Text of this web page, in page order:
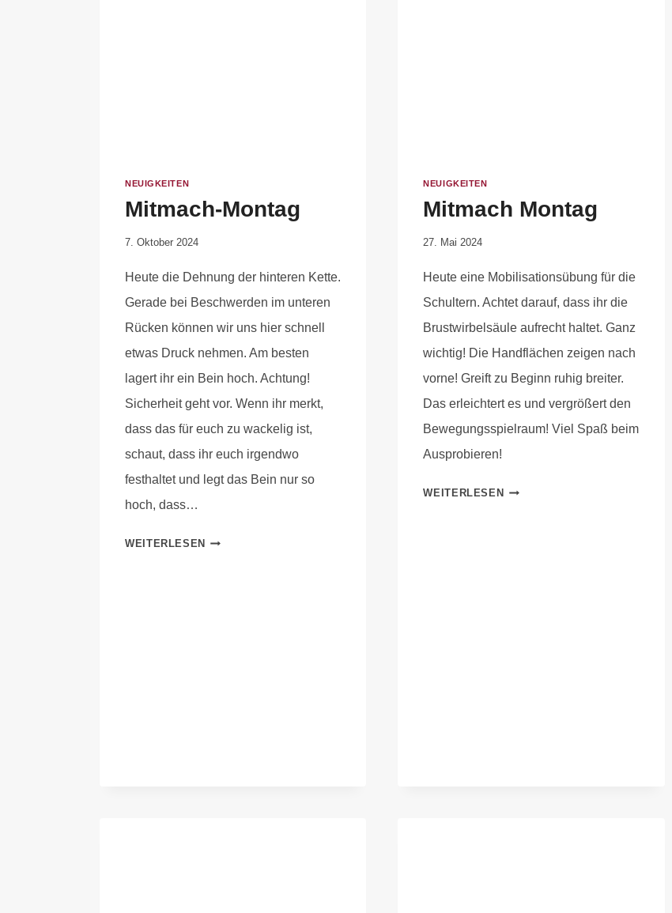
NEUIGKEITEN
Mitmach-Montag
Von
Krause
7. Oktober 2024
Heute die Dehnung der hinteren Kette.
Gerade bei Beschwerden im unteren
Rücken können wir uns hier schnell
etwas Druck nehmen. Am besten
lagert ihr ein Bein hoch. Achtung!
Sicherheit geht vor. Wenn ihr merkt,
dass das für euch zu wackelig ist,
schaut, dass ihr euch irgendwo
festhaltet und legt das Bein nur so
hoch, dass…
WEITERLESEN
NEUIGKEITEN
Mitmach Montag
Von
Krause
27. Mai 2024
Heute eine Mobilisationsübung für die
Schultern. Achtet darauf, dass ihr die
Brustwirbelsäule aufrecht haltet. Ganz
wichtig! Die Handflächen zeigen nach
vorne! Greift zu Beginn ruhig breiter.
Das erleichtert es und vergrößert den
Bewegungsspielraum! Viel Spaß beim
Ausprobieren!
WEITERLESEN